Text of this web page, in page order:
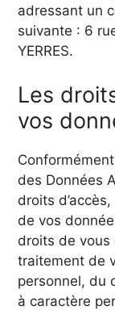
adressant un
suivante : 6
YERRES.
Les
vos
des Données
droits
de vos
droits de vous
traitement de
personnel, du
à caractère